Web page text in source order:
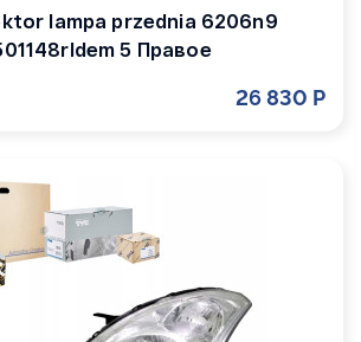
lampa przednia 6206n9
5 Правое
26 830 Р